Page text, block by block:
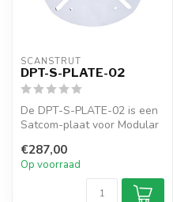
SCANSTRUT
DPT-S-PLATE-02
De DPT-S-PLATE-02 is een
Satcom-plaat voor Modular
DPT...
€287,00
Op voorraad